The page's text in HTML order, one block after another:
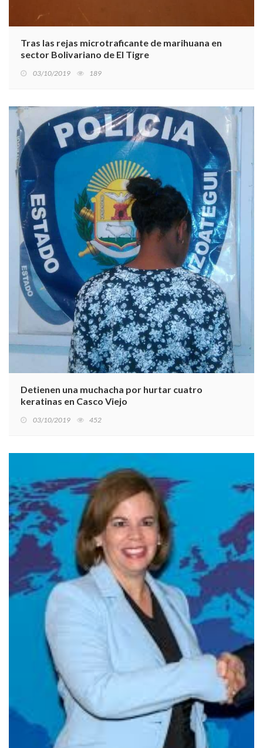
Tras las rejas microtraficante de marihuana en
sector Bolivariano de El Tigre
03/10/2019 189
Detienen una muchacha por hurtar cuatro
keratinas en Casco Viejo
03/10/2019 452